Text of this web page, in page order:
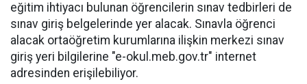
eğitim ihtiyacı bulunan öğrencilerin sınav tedbirleri de
sınav giriş belgelerinde yer alacak. Sınavla öğrenci
alacak ortaöğretim kurumlarına ilişkin merkezi sınav
giriş yeri bilgilerine "e-okul.meb.gov.tr" internet
adresinden erişilebiliyor.